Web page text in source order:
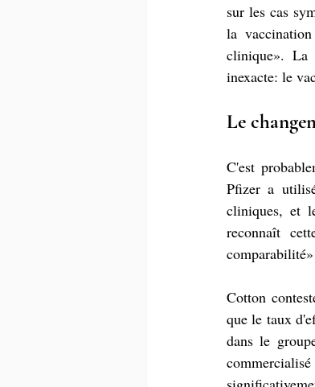
sur les cas
la
clinique». La
inexacte: le
Le
C'est
Pfizer a
cliniques, et
reconnaît
Cotton
que le taux
dans le